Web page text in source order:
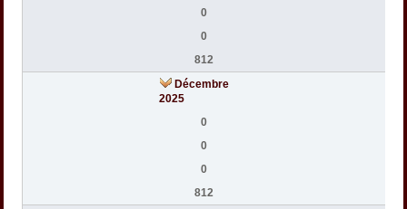
0
0
812
Décembre
2025
0
0
0
812